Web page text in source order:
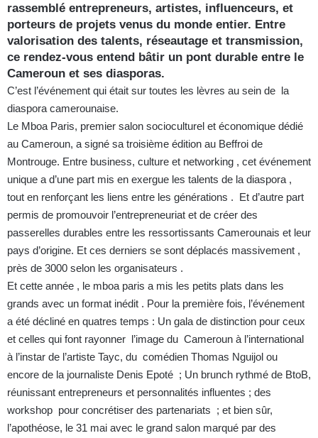
rassemblé entrepreneurs, artistes, influenceurs, et
porteurs de projets venus du monde entier. Entre
valorisation des talents, réseautage et transmission,
ce rendez-vous entend bâtir un pont durable entre le
Cameroun et ses diasporas.
C’est l’événement qui était sur toutes les lèvres au sein de la
diaspora camerounaise.
Le Mboa Paris, premier salon socioculturel et économique dédié
au Cameroun, a signé sa troisième édition au Beffroi de
Montrouge. Entre business, culture et networking , cet événement
unique a d’une part mis en exergue les talents de la diaspora ,
tout en renforçant les liens entre les générations . Et d’autre part
permis de promouvoir l’entrepreneuriat et de créer des
passerelles durables entre les ressortissants Camerounais et leur
pays d’origine. Et ces derniers se sont déplacés massivement ,
près de 3000 selon les organisateurs .
Et cette année , le mboa paris a mis les petits plats dans les
grands avec un format inédit . Pour la première fois, l’événement
a été décliné en quatres temps : Un gala de distinction pour ceux
et celles qui font rayonner l’image du Cameroun à l’international
à l’instar de l’artiste Tayc, du comédien Thomas Nguijol ou
encore de la journaliste Denis Epoté ; Un brunch rythmé de BtoB,
réunissant entrepreneurs et personnalités influentes ; des
workshop pour concrétiser des partenariats ; et bien sûr,
l’apothéose, le 31 mai avec le grand salon marqué par des